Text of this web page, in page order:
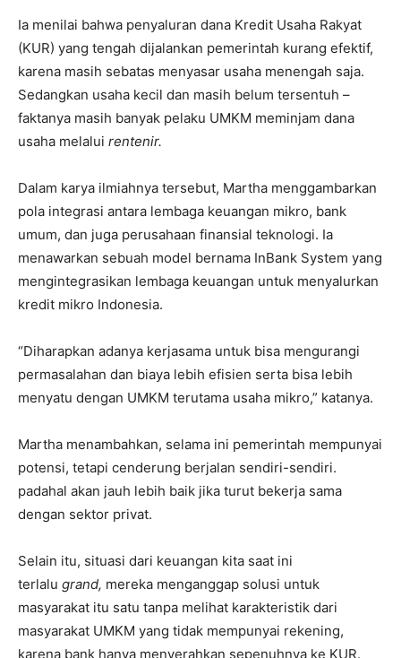
Ia menilai bahwa penyaluran dana Kredit Usaha Rakyat
(KUR) yang tengah dijalankan pemerintah kurang efektif,
karena masih sebatas menyasar usaha menengah saja.
Sedangkan usaha kecil dan masih belum tersentuh –
faktanya masih banyak pelaku UMKM meminjam dana
usaha melalui rentenir.
Dalam karya ilmiahnya tersebut, Martha menggambarkan
pola integrasi antara lembaga keuangan mikro, bank
umum, dan juga perusahaan finansial teknologi. Ia
menawarkan sebuah model bernama InBank System yang
mengintegrasikan lembaga keuangan untuk menyalurkan
kredit mikro Indonesia.
“Diharapkan adanya kerjasama untuk bisa mengurangi
permasalahan dan biaya lebih efisien serta bisa lebih
menyatu dengan UMKM terutama usaha mikro,” katanya.
Martha menambahkan, selama ini pemerintah mempunyai
potensi, tetapi cenderung berjalan sendiri-sendiri.
padahal akan jauh lebih baik jika turut bekerja sama
dengan sektor privat.
Selain itu, situasi dari keuangan kita saat ini
terlalu grand, mereka menganggap solusi untuk
masyarakat itu satu tanpa melihat karakteristik dari
masyarakat UMKM yang tidak mempunyai rekening,
karena bank hanya menyerahkan sepenuhnya ke KUR.